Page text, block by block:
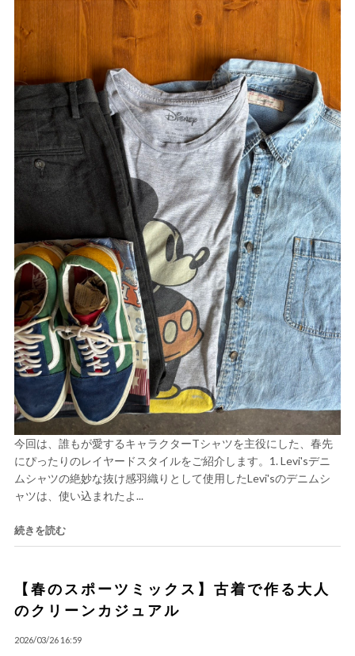
今回は、誰もが愛するキャラクターTシャツを主役にした、春先
にぴったりのレイヤードスタイルをご紹介します。1. Levi'sデニ
ムシャツの絶妙な抜け感羽織りとして使用したLevi'sのデニムシ
ャツは、使い込まれたよ...
続きを読む
【春のスポーツミックス】古着で作る大人
のクリーンカジュアル
2026/03/26 16:59